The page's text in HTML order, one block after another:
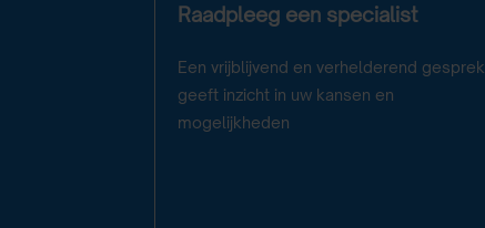
Raadpleeg een specialist
Een vrijblijvend en verhelderend gesprek
geeft inzicht in uw kansen en
mogelijkheden